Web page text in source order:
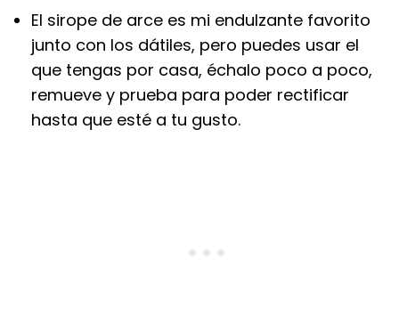
El sirope de arce es mi endulzante favorito
junto con los dátiles, pero puedes usar el
que tengas por casa, échalo poco a poco,
remueve y prueba para poder rectificar
hasta que esté a tu gusto.